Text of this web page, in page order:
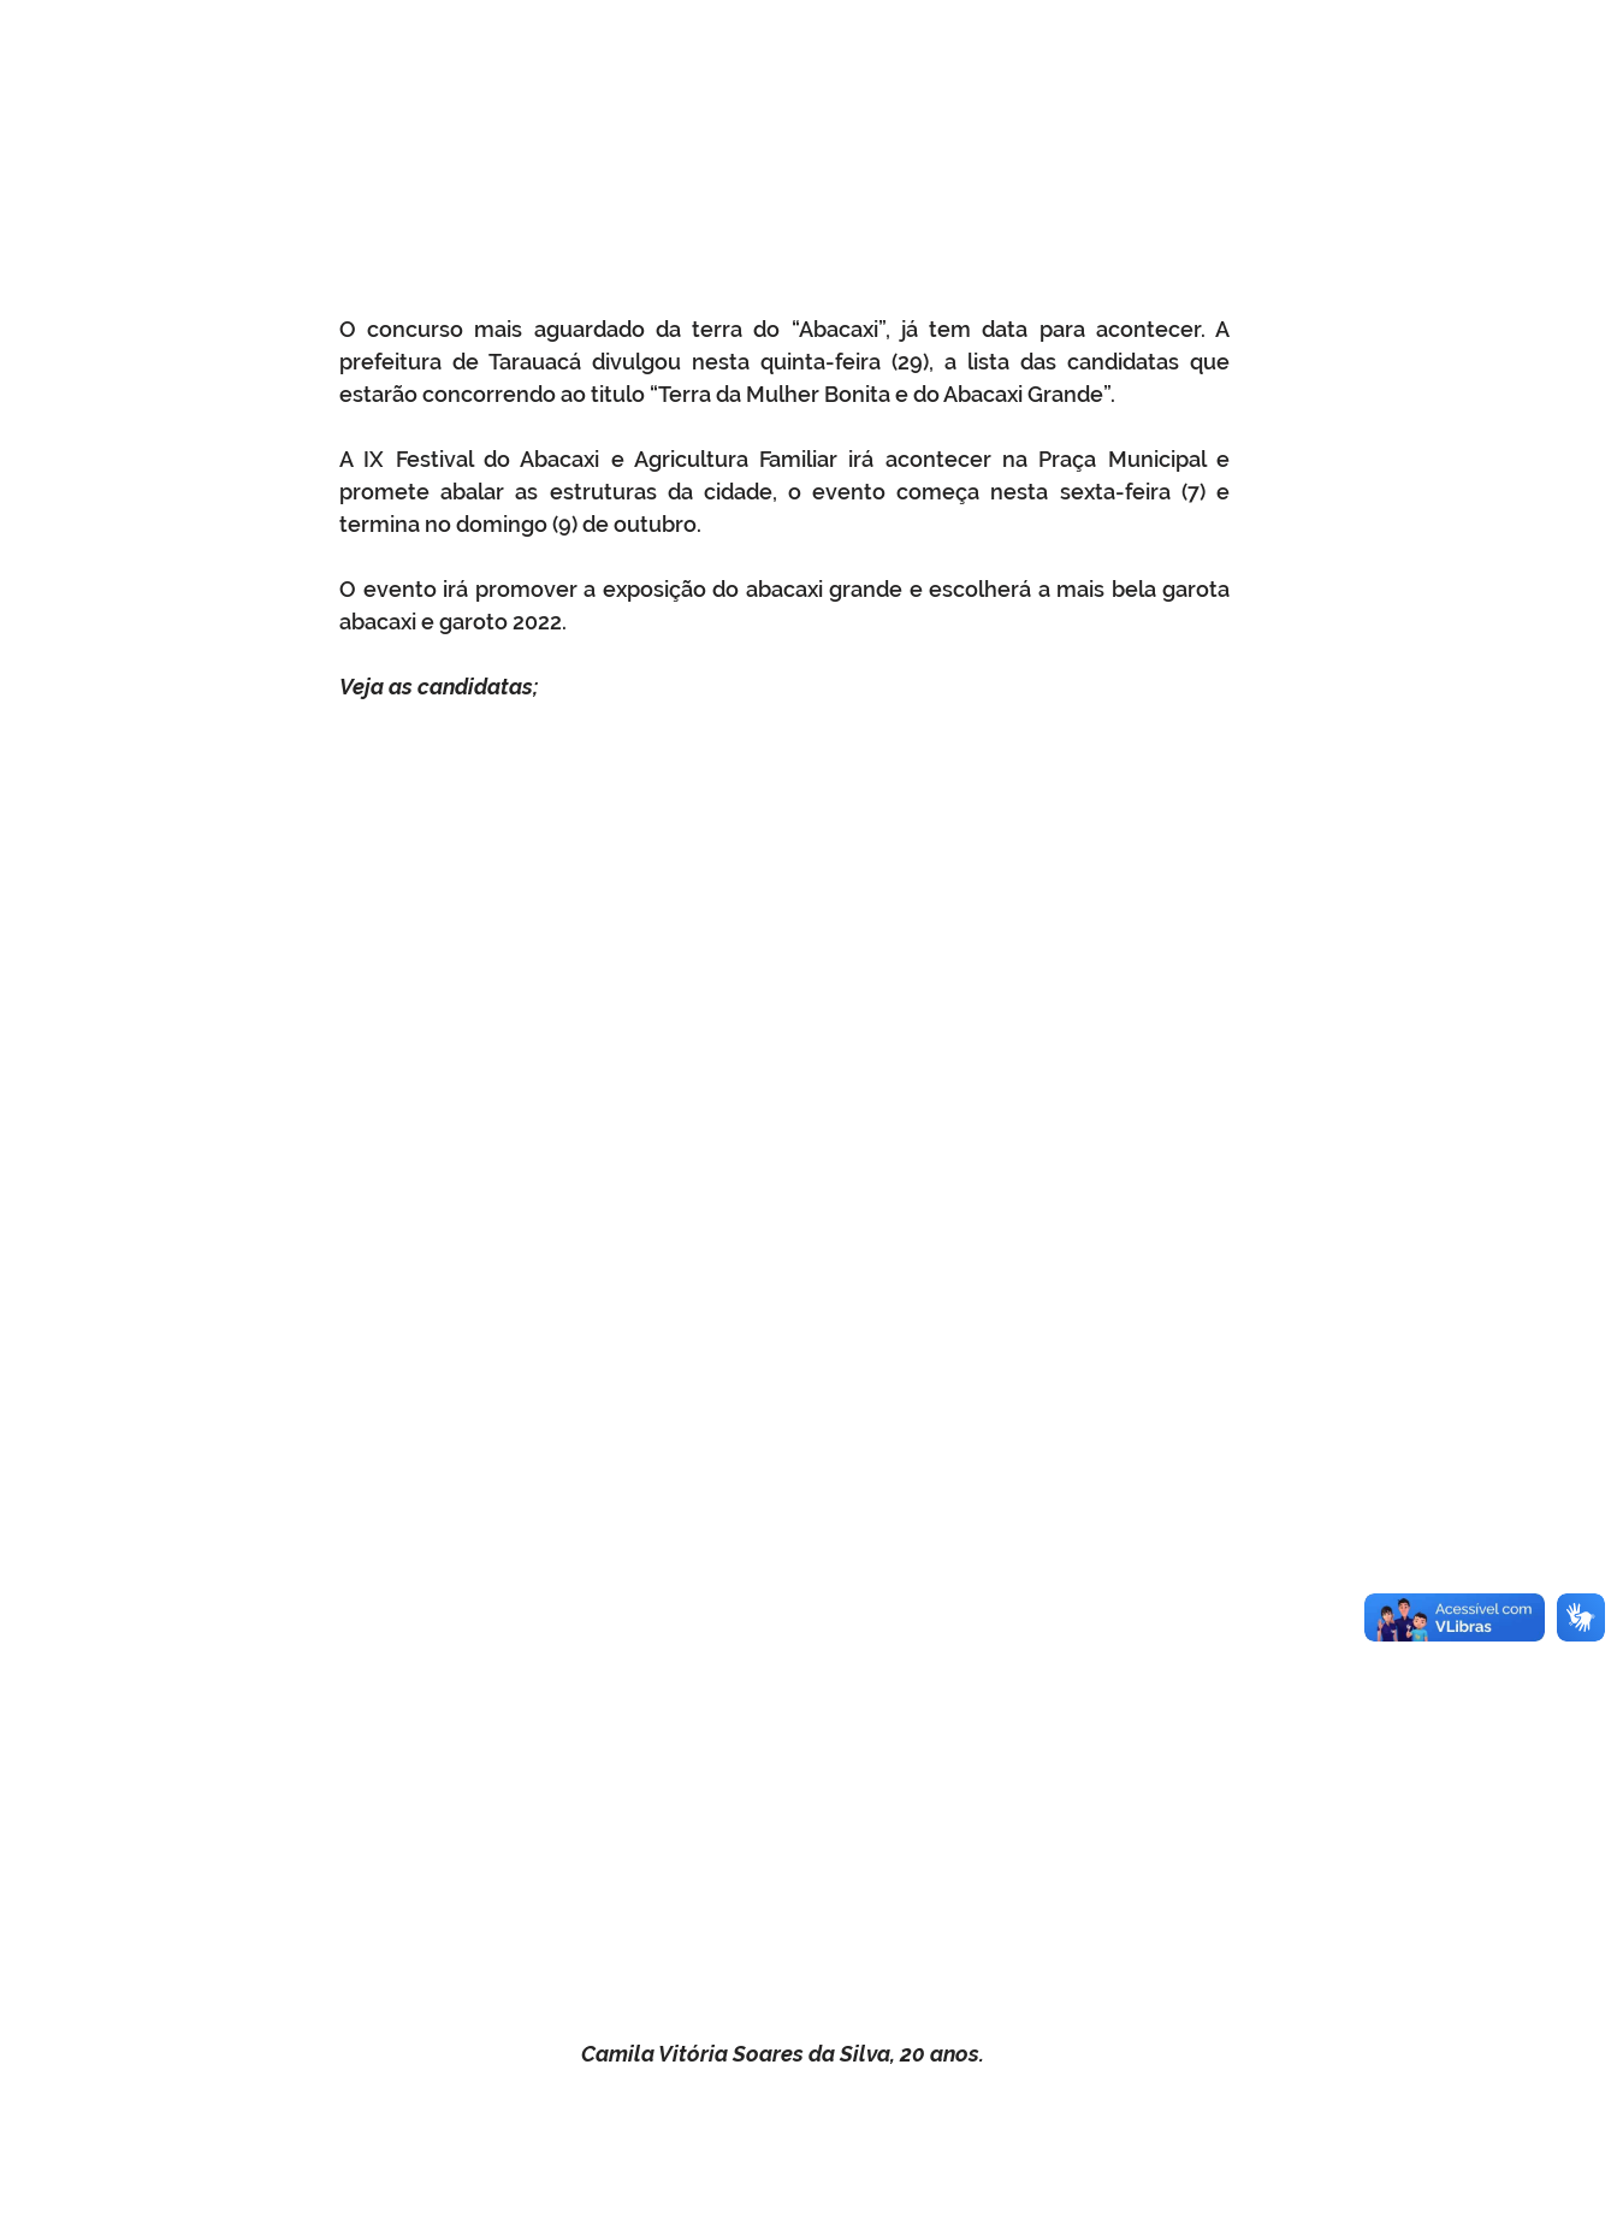
O concurso mais aguardado da terra do “Abacaxi”, já tem data para acontecer. A
prefeitura de Tarauacá divulgou nesta quinta-feira (29), a lista das candidatas que
estarão concorrendo ao titulo “Terra da Mulher Bonita e do Abacaxi Grande”.
A IX Festival do Abacaxi e Agricultura Familiar irá acontecer na Praça Municipal e
promete abalar as estruturas da cidade, o evento começa nesta sexta-feira (7) e
termina no domingo (9) de outubro.
O evento irá promover a exposição do abacaxi grande e escolherá a mais bela garota
abacaxi e garoto 2022.
Veja as candidatas;
Camila Vitória Soares da Silva, 20 anos.